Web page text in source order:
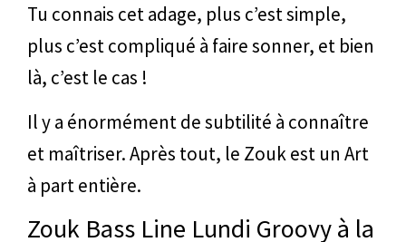
Tu connais cet adage, plus c’est simple,
plus c’est compliqué à faire sonner, et bien
là, c’est le cas !
Il y a énormément de subtilité à connaître
et maîtriser. Après tout, le Zouk est un Art
à part entière.
Zouk Bass Line Lundi Groovy à la